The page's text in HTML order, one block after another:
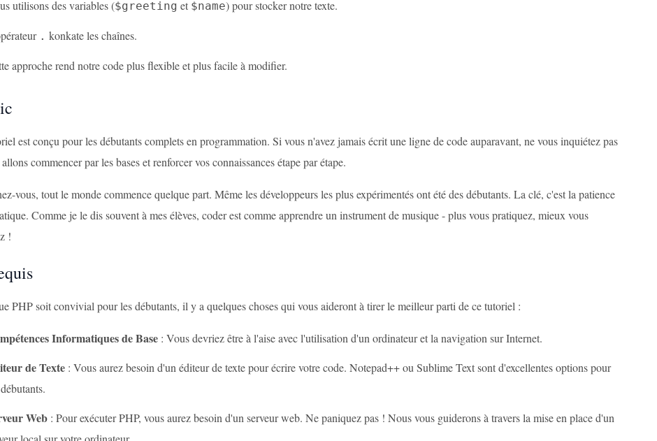
utilisons des variables ($greeting et $name) pour stocker notre texte.
. konkate les chaînes.
approche rend notre code plus flexible et plus facile à modifier.
est conçu pour les débutants complets en programmation. Si vous n'avez jamais écrit une ligne de code auparavant, ne vous inquiétez pas
commencer par les bases et renforcer vos connaissances étape par étape.
vous, tout le monde commence quelque part. Même les développeurs les plus expérimentés ont été des débutants. La clé, c'est la patience
Comme je le dis souvent à mes élèves, coder est comme apprendre un instrument de musique - plus vous pratiquez, mieux vous
!
PHP soit convivial pour les débutants, il y a quelques choses qui vous aideront à tirer le meilleur parti de ce tutoriel :
Informatiques de Base : Vous devriez être à l'aise avec l'utilisation d'un ordinateur et la navigation sur Internet.
de Texte : Vous aurez besoin d'un éditeur de texte pour écrire votre code. Notepad++ ou Sublime Text sont d'excellentes options pour
Web : Pour exécuter PHP, vous aurez besoin d'un serveur web. Ne paniquez pas ! Nous vous guiderons à travers la mise en place d'un